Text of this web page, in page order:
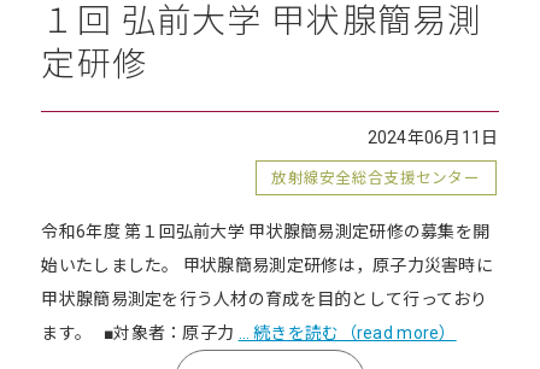
１回 弘前大学 甲状腺簡易測
定研修
2024年06月11日
放射線安全総合支援センター
令和6年度 第１回弘前大学 甲状腺簡易測定研修の募集を開
始いたしました。 甲状腺簡易測定研修は，原子力災害時に
甲状腺簡易測定を行う人材の育成を目的として行っており
ます。 ■対象者：原子力
… 続きを読む（read more）